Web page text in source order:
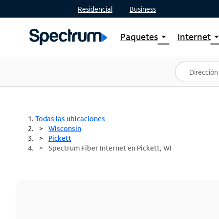
Residencial Business
Paquetesarrow_drop_down
Ver paquetes
Spectrum One
Mejores ofertas
Internetarrow_drop_down
Planes
Todas las ubicaciones
Wisconsin
Pickett
Spectrum Fiber Internet en Pickett, WI